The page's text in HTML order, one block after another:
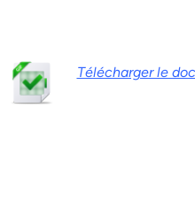
Télécharger le